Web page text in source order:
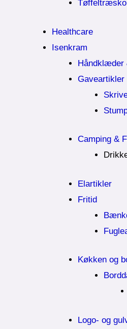
Tøffeltræsko
Healthcare
Isenkram
Håndklæder
Gaveartikler
Camping &
Elartikler
Fritid
Køkken og
Logo- og